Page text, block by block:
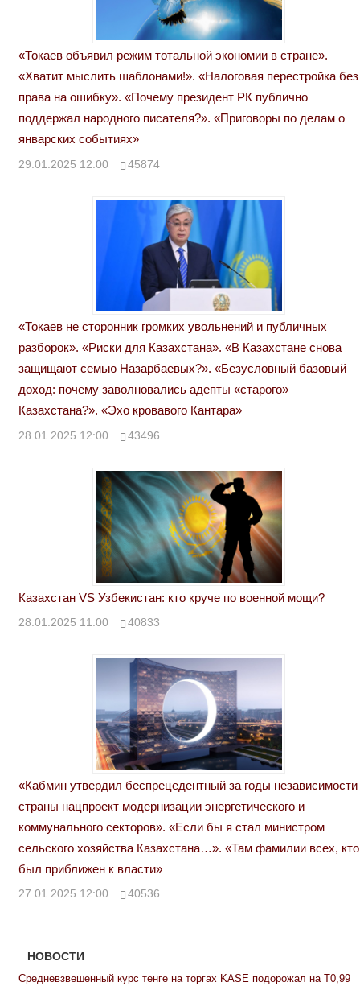
«Токаев объявил режим тотальной экономии в стране».
«Хватит мыслить шаблонами!». «Налоговая перестройка без
права на ошибку». «Почему президент РК публично
поддержал народного писателя?». «Приговоры по делам о
январских событиях»
29.01.2025 12:00 45874
«Токаев не сторонник громких увольнений и публичных
разборок». «Риски для Казахстана». «В Казахстане снова
защищают семью Назарбаевых?». «Безусловный базовый
доход: почему заволновались адепты «старого»
Казахстана?». «Эхо кровавого Кантара»
28.01.2025 12:00 43496
Казахстан VS Узбекистан: кто круче по военной мощи?
28.01.2025 11:00 40833
«Кабмин утвердил беспрецедентный за годы независимости
страны нацпроект модернизации энергетического и
коммунального секторов». «Если бы я стал министром
сельского хозяйства Казахстана…». «Там фамилии всех, кто
был приближен к власти»
27.01.2025 12:00 40536
НОВОСТИ
Средневзвешенный курс тенге на торгах KASE подорожал на Т0,99